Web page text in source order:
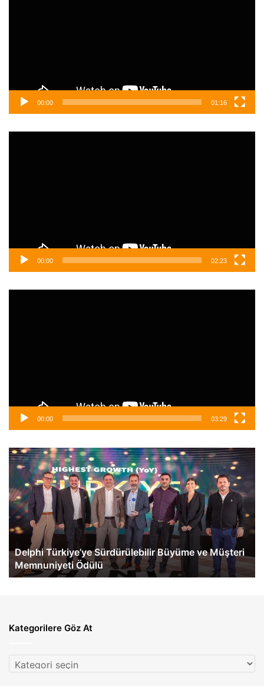
00:00 01:16
00:00 02:23
00:00 03:29
Delphi
Türkiye’ye
Sürdürülebilir
Büyüme
ve
Müşteri
Memnuniyeti
Delphi Türkiye’ye Sürdürülebilir Büyüme ve Müşteri
Memnuniyeti Ödülü
Kategorilere Göz At
Kategorilere
Göz